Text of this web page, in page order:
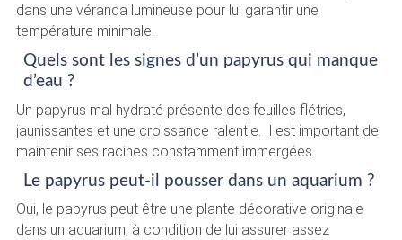
dans une véranda lumineuse pour lui garantir une
température minimale.
Quels sont les signes d’un papyrus qui manque
d’eau ?
Un papyrus mal hydraté présente des feuilles flétries,
jaunissantes et une croissance ralentie. Il est important de
maintenir ses racines constamment immergées.
Le papyrus peut-il pousser dans un aquarium ?
Oui, le papyrus peut être une plante décorative originale
dans un aquarium, à condition de lui assurer assez